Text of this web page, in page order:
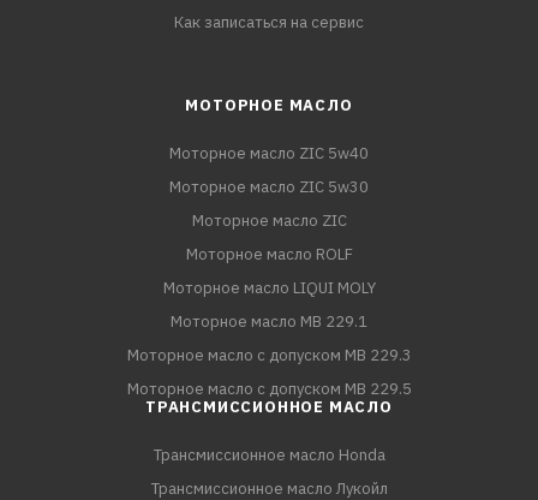
Как записаться на сервис
МОТОРНОЕ МАСЛО
Моторное масло ZIC 5w40
Моторное масло ZIC 5w30
Моторное масло ZIC
Моторное масло ROLF
Моторное масло LIQUI MOLY
Моторное масло MB 229.1
Моторное масло с допуском MB 229.3
Моторное масло с допуском MB 229.5
ТРАНСМИССИОННОЕ МАСЛО
Трансмиссионное масло Honda
Трансмиссионное масло Лукойл